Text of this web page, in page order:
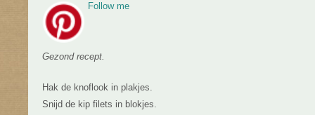
Follow me
Gezond recept.
Hak de knoflook in plakjes.
Snijd de kip filets in blokjes.